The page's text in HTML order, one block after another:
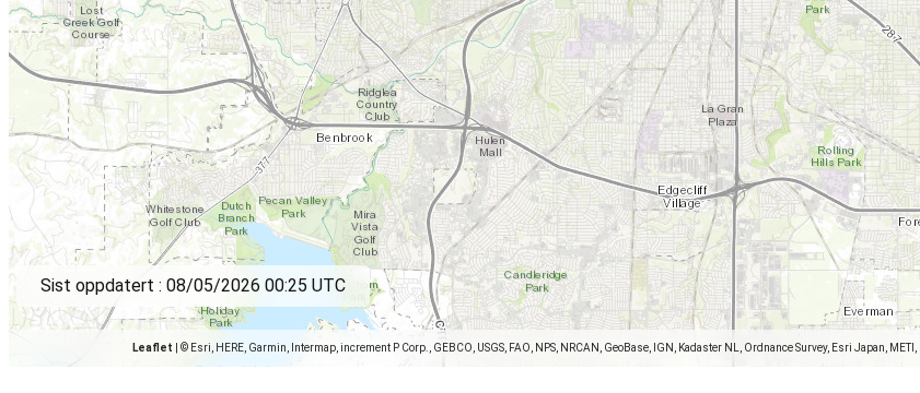
Leaflet © Esri, HERE, Garmin, Intermap, increment P Corp., GEBCO, USGS, FAO, NPS, NRCAN, GeoBase, IGN, Kadaster NL, Ordnance Survey, Esri Japan,
Sist oppdatert : 08/05/2026 00:25 UTC